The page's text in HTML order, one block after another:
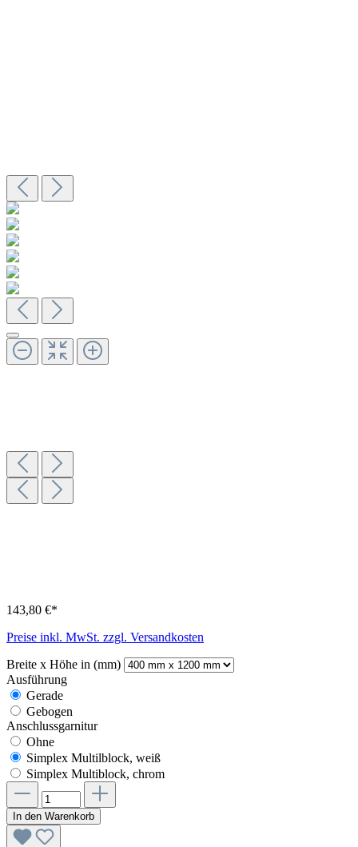
143,80 €*
Preise inkl. MwSt. zzgl. Versandkosten
Breite x Höhe in (mm)
Ausführung
Gerade
Gebogen
Anschlussgarnitur
Ohne
Simplex Multilblock, weiß
Simplex Multiblock, chrom
In den Warenkorb